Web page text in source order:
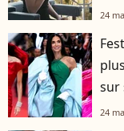
24
sur
24